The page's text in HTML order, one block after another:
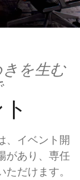
を生む
、イベント開
があり、専任
だけます。